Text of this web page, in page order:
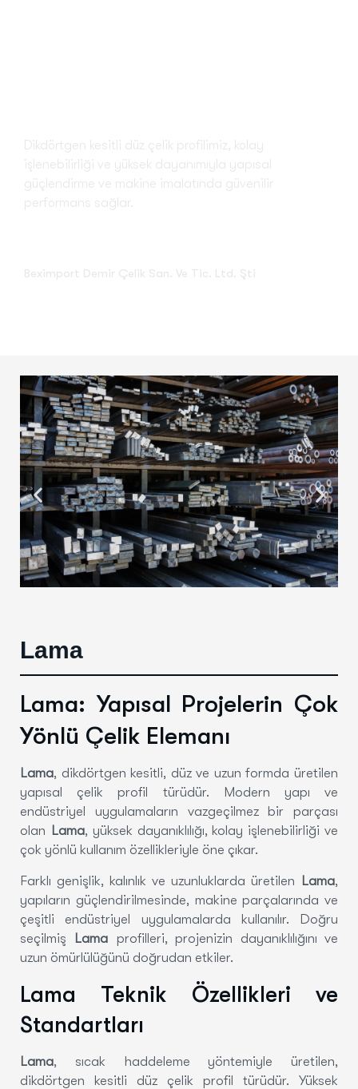
Dikdörtgen kesitli düz çelik profilimiz, kolay
işlenebilirliği ve yüksek dayanımıyla yapısal
güçlendirme ve makine imalatında güvenilir
performans sağlar.
Beximport Demir Çelik San. Ve Tic. Ltd. Şti
Lama
Lama: Yapısal Projelerin Çok
Yönlü Çelik Elemanı
Lama, dikdörtgen kesitli, düz ve uzun formda üretilen
yapısal çelik profil türüdür. Modern yapı ve
endüstriyel uygulamaların vazgeçilmez bir parçası
olan Lama, yüksek dayanıklılığı, kolay işlenebilirliği ve
çok yönlü kullanım özellikleriyle öne çıkar.
Farklı genişlik, kalınlık ve uzunluklarda üretilen Lama,
yapıların güçlendirilmesinde, makine parçalarında ve
çeşitli endüstriyel uygulamalarda kullanılır. Doğru
seçilmiş Lama profilleri, projenizin dayanıklılığını ve
uzun ömürlülüğünü doğrudan etkiler.
Lama Teknik Özellikleri ve
Standartları
Lama, sıcak haddeleme yöntemiyle üretilen,
dikdörtgen kesitli düz çelik profil türüdür. Yüksek